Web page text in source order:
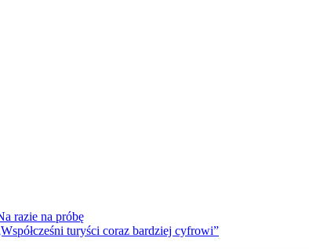
razie na próbę
turyści coraz bardziej cyfrowi”